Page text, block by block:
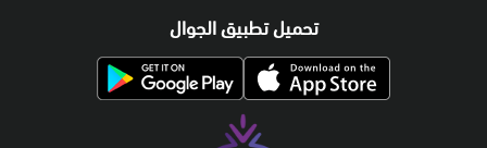
تحميل تطبيق الجوال